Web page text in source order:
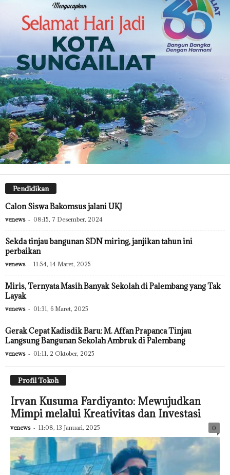
Pendidikan
Calon Siswa Bakomsus jalani UKJ
venews - 08:15, 7 Desember, 2024
Sekda tinjau bangunan SDN miring, janjikan tahun ini
perbaikan
venews - 11:54, 14 Maret, 2025
Miris, Ternyata Masih Banyak Sekolah di Palembang yang Tak
Layak
venews - 01:31, 6 Maret, 2025
Gerak Cepat Kadisdik Baru: M. Affan Prapanca Tinjau
Langsung Bangunan Sekolah Ambruk di Palembang
venews - 01:11, 2 Oktober, 2025
Profil Tokoh
Irvan Kusuma Fardiyanto: Mewujudkan
Mimpi melalui Kreativitas dan Investasi
venews - 11:08, 13 Januari, 2025 0